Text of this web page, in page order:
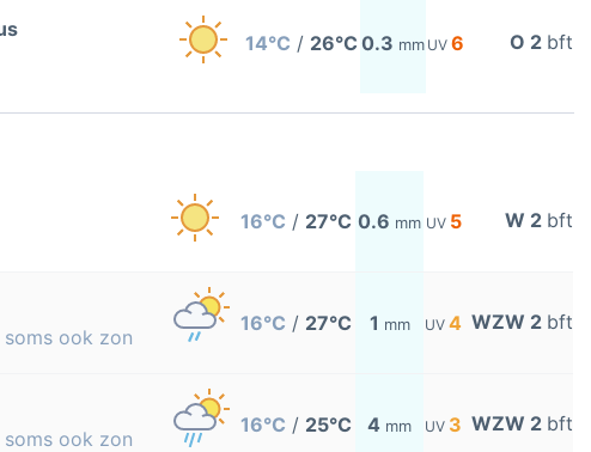
14°C / 26°C 0.3 mm UV 6 O 2 bft
16°C / 27°C 0.6 mm UV 5 W 2 bft
soms ook zon
16°C / 27°C 1 mm UV 4 WZW 2 bft
soms ook zon
16°C / 25°C 4 mm UV 3 WZW 2 bft